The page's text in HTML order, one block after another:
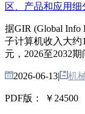
区、产品和应用
据GIR (Global Info
子计算机收入大约
元，2026至2032
2026-06-13| 机
PDF版： ￥24500